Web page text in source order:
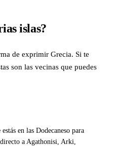
islas?
de exprimir Grecia. Si te
son las vecinas que puedes
en las Dodecaneso para
a Agathonisi, Arki,